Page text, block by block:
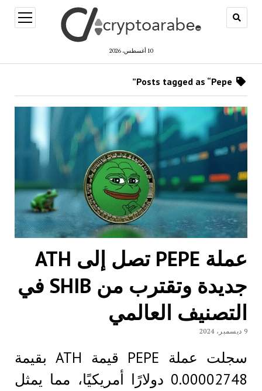
10 أغسطس، 2026
open
menu
عملة PEPE تصل إلى ATH
جديدة وتقترب من SHIB في
التصنيف العالمي
9 ديسمبر، 2024
سجلت عملة PEPE قيمة ATH بقيمة
0.00002748 دولارًا أمريكيًا، مما يمثل